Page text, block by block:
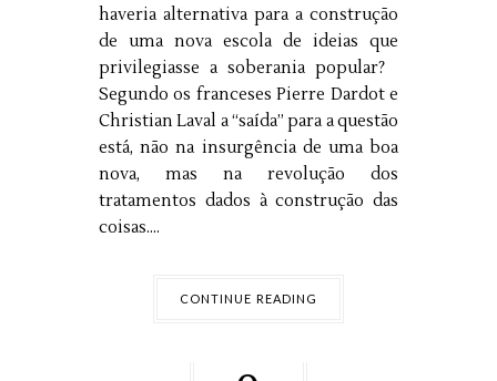
haveria alternativa para a construção
de uma nova escola de ideias que
privilegiasse a soberania popular?
Segundo os franceses Pierre Dardot e
Christian Laval a “saída” para a questão
está, não na insurgência de uma boa
nova, mas na revolução dos
tratamentos dados à construção das
coisas....
CONTINUE READING